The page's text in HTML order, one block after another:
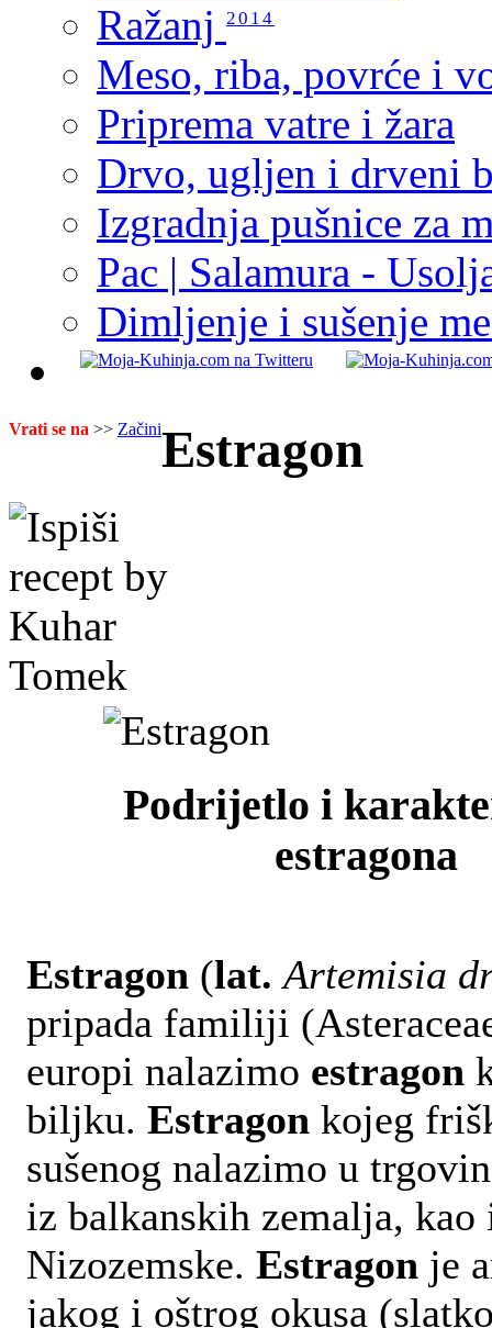
Ražanj
2014
Meso, riba, povrće i
Priprema vatre i žara
Drvo, ugljen i drveni
Izgradnja pušnice za
Pac | Salamura -
Dimljenje i sušenje
Vrati se na >> ZačiniEstragon
Podrijetlo i
estragona
Estragon (lat. Artemisia
pripada familiji
europi nalazimo estragon
biljku. Estragon kojeg
sušenog nalazimo u
iz balkanskih zemalja, kao
Nizozemske. Estragon je
jakog i oštrog okusa